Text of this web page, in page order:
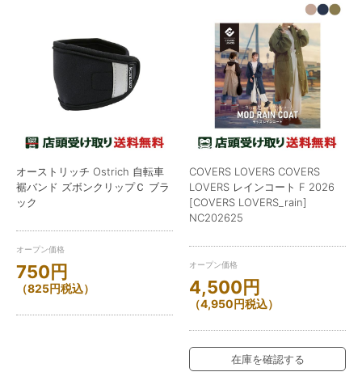
オーストリッチ Ostrich 自転車
裾バンド ズボンクリップＣ ブラ
ック
オープン価格
750円
（825円税込）
COVERS LOVERS COVERS
LOVERS レインコート F 2026
[COVERS LOVERS_rain]
NC202625
オープン価格
4,500円
（4,950円税込）
在庫を確認する